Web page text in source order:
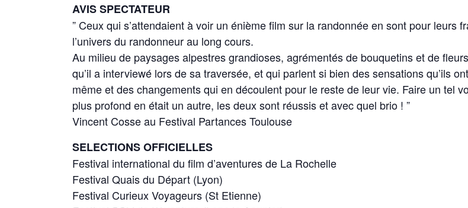
AVIS SPECTATEUR
” Ceux qui s’attendaient à voir un énième film sur la randonnée en sont pour leurs
l’univers du randonneur au long cours.
Au milieu de paysages alpestres grandioses, agrémentés de bouquetins et de
qu’il a interviewé lors de sa traversée, et qui parlent si bien des sensations qu’ils
même et des changements qui en découlent pour le reste de leur vie. Faire un tel
plus profond en était un autre, les deux sont réussis et avec quel brio ! ”
Vincent Cosse au Festival Partances Toulouse
SELECTIONS OFFICIELLES
Festival international du film d’aventures de La Rochelle
Festival Quais du Départ (Lyon)
Festival Curieux Voyageurs (St Etienne)